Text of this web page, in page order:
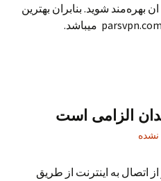
بهره‌مند شوید. بنابران بهترین
نشده
اتصال به اینترنت از طریق